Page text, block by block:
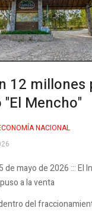
12 millones
Mencho"
NACIONAL
de mayo de 2026 ::: El
a la venta
del